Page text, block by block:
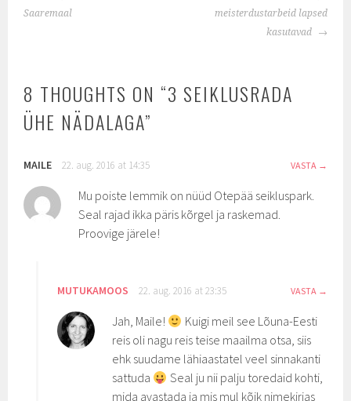
NAVIGATION
Saaremaal
meisterdustarbeid lapsed
kasutavad
8 THOUGHTS ON “3 SEIKLUSRADA
ÜHE NÄDALAGA”
MAILE 22. aug. 2016 at 14:35 VASTA
Mu poiste lemmik on nüüd Otepää seikluspark.
Seal rajad ikka päris kõrgel ja raskemad.
Proovige järele!
MUTUKAMOOS 22. aug. 2016 at 23:35 VASTA
Jah, Maile!
Kuigi meil see Lõuna-Eesti
reis oli nagu reis teise maailma otsa, siis
ehk suudame lähiaastatel veel sinnakanti
sattuda
Seal ju nii palju toredaid kohti,
mida avastada ja mis mul kõik nimekirjas